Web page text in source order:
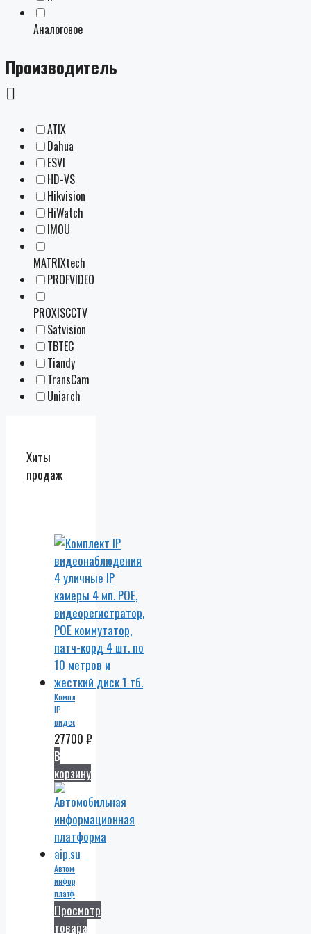
Аналоговое
Производитель
ATIX
Dahua
ESVI
HD-VS
Hikvision
HiWatch
IMOU
MATRIXtech
PROFVIDEO
PROXISCCTV
Satvision
TBTEC
Tiandy
TransCam
Uniarch
Хиты
продаж
Комплект
IP
видеонаблюдения
4
уличные
IP
камеры
4 мп.
POE,
видеорегистратор,
POE
коммутатор,
патч-
корд
4 шт.
по 10
метров
и
27700 ₽
В
корзину
Автомобильная
информационная
платформа
Просмотр
товара